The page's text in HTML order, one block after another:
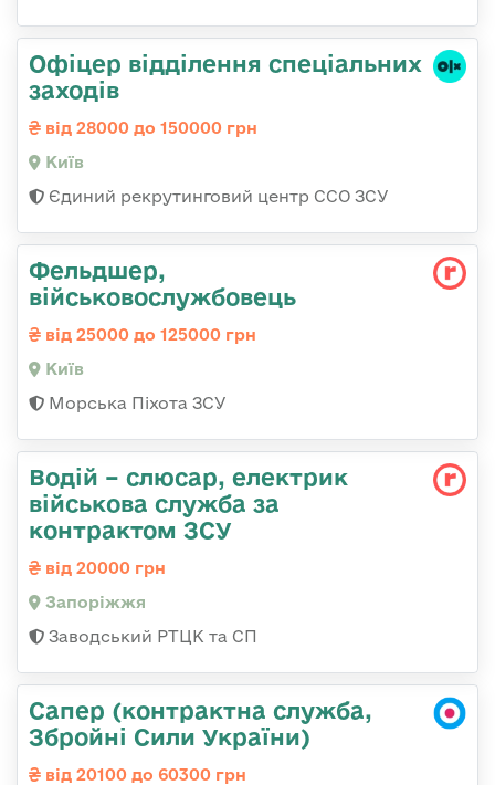
Офіцер відділення спеціальних
заходів
від 28000 до 150000 грн
Київ
Єдиний рекрутинговий центр ССО ЗСУ
Фельдшер,
військовослужбовець
від 25000 до 125000 грн
Київ
Морська Піхота ЗСУ
Водій – слюсар, електрик
військова служба за
контрактом ЗСУ
від 20000 грн
Запоріжжя
Заводський РТЦК та СП
Сапер (контрактна служба,
Збройні Сили України)
від 20100 до 60300 грн